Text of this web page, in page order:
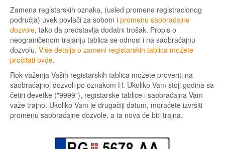
Zamena registarskih oznaka, (usled promene registracionog
područja) uvek povlači za sobom i promenu saobraćajne
dozvole, tako da predstavlja dodatni trošak. Propis o
neograničenom trajanju tablica se odnosi i na saobraćajnu
dozvolu. Više detalja o zameni registarskih tablica možete
pročitati ovde.
Rok važenja Vaših registarskih tablica možete proveriti na
saobraćajnoj dozvoli po oznakom H. Ukoliko Vam stoji godina sa
četiri devetke ("9999"), registarske tablice i saobraćajna Vam
važe trajno. Ukoliko Vam je drugačiji datum, moraćete izvršiti
promenu saobraćajne dozvole, a ta nova će biti trajna.